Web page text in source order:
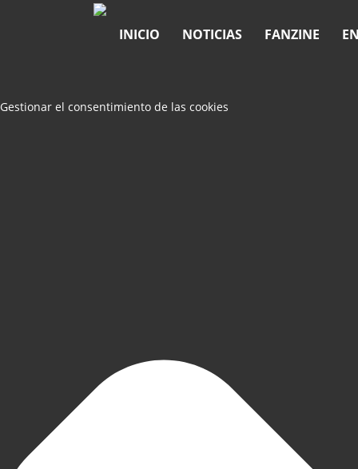
INICIO NOTICIAS FANZINE
Gestionar el consentimiento de las cookies